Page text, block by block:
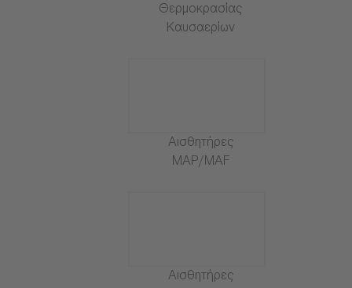
Θερμοκρασίας
Καυσαερίων
Αισθητήρες
MAP/MAF
Αισθητήρες